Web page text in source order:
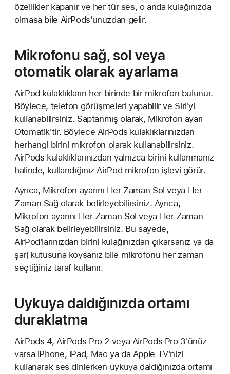
özellikler kapanır ve her tür ses, o anda kulağınızda
olmasa bile AirPods'unuzdan gelir.
Mikrofonu sağ, sol veya
otomatik olarak ayarlama
AirPod kulaklıkların her birinde bir mikrofon bulunur.
Böylece, telefon görüşmeleri yapabilir ve Siri'yi
kullanabilirsiniz. Saptanmış olarak, Mikrofon ayarı
Otomatik'tir. Böylece AirPods kulaklıklarınızdan
herhangi birini mikrofon olarak kullanabilirsiniz.
AirPods kulaklıklarınızdan yalnızca birini kullanmanız
halinde, kullandığınız AirPod mikrofon işlevi görür.
Ayrıca, Mikrofon ayarını Her Zaman Sol veya Her
Zaman Sağ olarak belirleyebilirsiniz. Ayrıca,
Mikrofon ayarını Her Zaman Sol veya Her Zaman
Sağ olarak belirleyebilirsiniz. Bu sayede,
AirPod'larınızdan birini kulağınızdan çıkarsanız ya da
şarj kutusuna koysanız bile mikrofonu her zaman
seçtiğiniz taraf kullanır.
Uykuya daldığınızda ortamı
duraklatma
AirPods 4, AirPods Pro 2 veya AirPods Pro 3'ünüz
varsa iPhone, iPad, Mac ya da Apple TV'nizi
kullanarak ses dinlerken uykuya daldığınızda ortamı